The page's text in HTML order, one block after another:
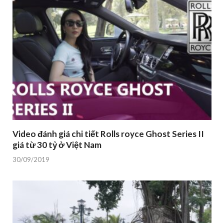
Video đánh giá chi tiết Rolls royce Ghost Series II
giá từ 30 tỷ ở Việt Nam
30/09/2019